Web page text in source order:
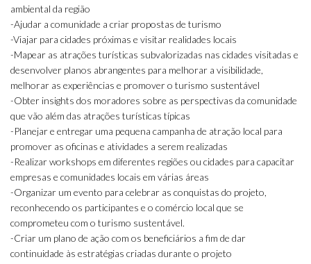
ambiental da região
-Ajudar a comunidade a criar propostas de turismo
-Viajar para cidades próximas e visitar realidades locais
-Mapear as atrações turísticas subvalorizadas nas cidades visitadas e
desenvolver planos abrangentes para melhorar a visibilidade,
melhorar as experiências e promover o turismo sustentável
-Obter insights dos moradores sobre as perspectivas da comunidade
que vão além das atrações turísticas típicas
-Planejar e entregar uma pequena campanha de atração local para
promover as oficinas e atividades a serem realizadas
-Realizar workshops em diferentes regiões ou cidades para capacitar
empresas e comunidades locais em várias áreas
-Organizar um evento para celebrar as conquistas do projeto,
reconhecendo os participantes e o comércio local que se
comprometeu com o turismo sustentável.
-Criar um plano de ação com os beneficiários a fim de dar
continuidade às estratégias criadas durante o projeto